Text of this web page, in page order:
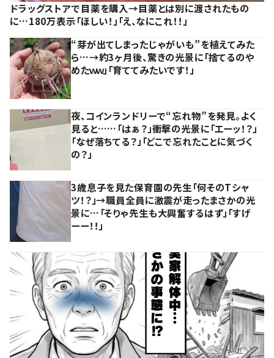
ドラッグストアで目薬を購入→目薬とは別に渡されたもの
に…180万表示「ほしい！」「え、なにこれ！！」
“芽が出てしまったじゃがいも”を植えてみた
ら…→約3ヶ月後、驚きの光景に「捨てるのや
めたｗｗ」「育ててみたいです！」
夜、コインランドリーで“忘れ物”を発見。よく
見ると……「はぁ？」衝撃の光景に「エーッ！？」
「なぜ落ちてる？」「どこで忘れたことに気づく
の？」
3歳息子を見た保育園の先生「何そのTシャ
ツ！？」→職員全員に激震が走ったまさかの光
景に…「そりゃ先生も大興奮するはず」「すげ
ーー！！」